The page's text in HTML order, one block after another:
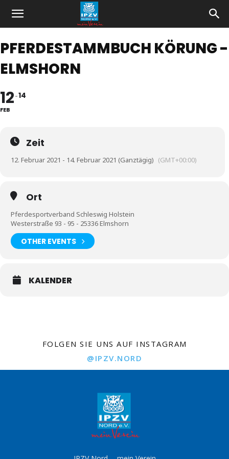
PFERDESTAMMBUCH KÖRUNG -
ELMSHORN
12
FEB
14
Zeit
12. Februar 2021 - 14. Februar 2021 (Ganztägig) (GMT+00:00)
Ort
Pferdesportverband Schleswig Holstein
Westerstraße 93 - 95 - 25336 Elmshorn
OTHER EVENTS
KALENDER
FOLGEN SIE UNS AUF INSTAGRAM
@IPZV.NORD